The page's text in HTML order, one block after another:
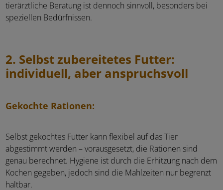
tierärztliche Beratung ist dennoch sinnvoll, besonders bei
speziellen Bedürfnissen.
2. Selbst zubereitetes Futter:
individuell, aber anspruchsvoll
Gekochte Rationen:
Selbst gekochtes Futter kann flexibel auf das Tier
abgestimmt werden – vorausgesetzt, die Rationen sind
genau berechnet. Hygiene ist durch die Erhitzung nach dem
Kochen gegeben, jedoch sind die Mahlzeiten nur begrenzt
haltbar.